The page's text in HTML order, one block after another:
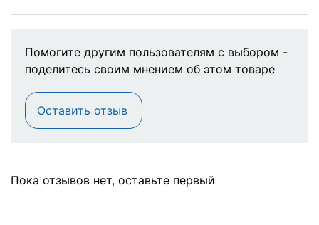
Помогите другим пользователям с выбором -
поделитесь своим мнением об этом товаре
Оставить отзыв
Пока отзывов нет, оставьте первый